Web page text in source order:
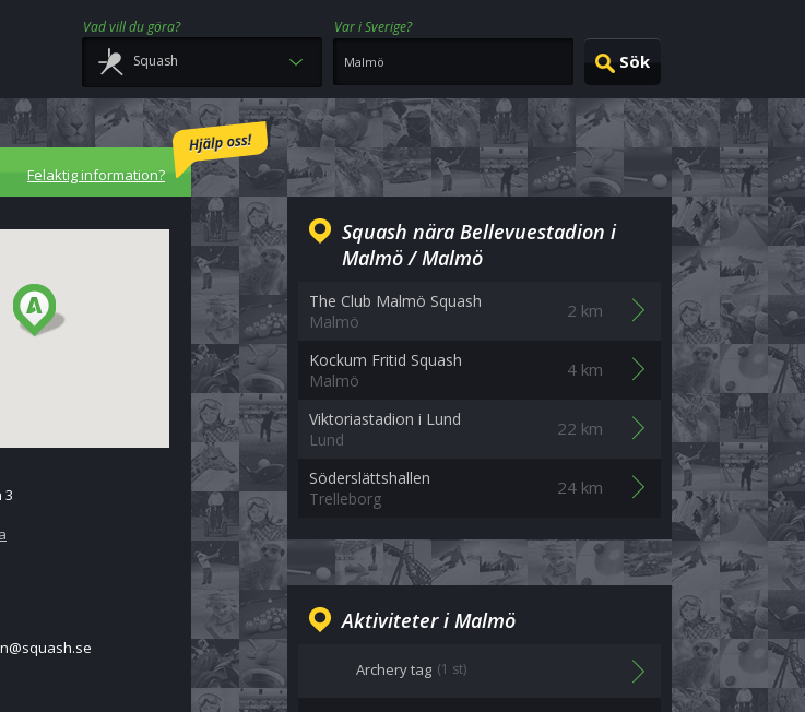
Vad vill du göra?
Var i Sverige?
Squash
Felaktig information?
3
Squash nära Bellevuestadion i
Malmö / Malmö
The Club Malmö Squash
Malmö
2 km
Kockum Fritid Squash
Malmö
4 km
Viktoriastadion i Lund
Lund
22 km
Söderslättshallen
Trelleborg
24 km
Aktiviteter i Malmö
Archery tag (1 st)